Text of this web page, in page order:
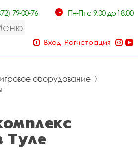
79-00-76 Пн-Пт с 9.00 до 18.00
Вход Регистрация
оборудование 〉
Туле